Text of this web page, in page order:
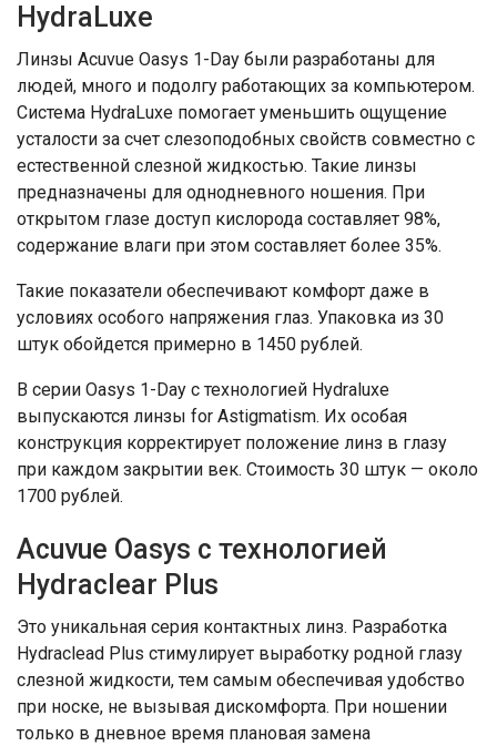
HydraLuxe
Линзы Acuvue Oasys 1-Day были разработаны для
людей, много и подолгу работающих за компьютером.
Система HydraLuxe помогает уменьшить ощущение
усталости за счет слезоподобных свойств совместно с
естественной слезной жидкостью. Такие линзы
предназначены для однодневного ношения. При
открытом глазе доступ кислорода составляет 98%,
содержание влаги при этом составляет более 35%.
Такие показатели обеспечивают комфорт даже в
условиях особого напряжения глаз. Упаковка из 30
штук обойдется примерно в 1450 рублей.
В серии Oasys 1-Day с технологией Hydraluxe
выпускаются линзы for Astigmatism. Их особая
конструкция корректирует положение линз в глазу
при каждом закрытии век. Стоимость 30 штук — около
1700 рублей.
Acuvue Oasys с технологией
Hydraclear Plus
Это уникальная серия контактных линз. Разработка
Hydraclead Plus стимулирует выработку родной глазу
слезной жидкости, тем самым обеспечивая удобство
при носке, не вызывая дискомфорта. При ношении
только в дневное время плановая замена